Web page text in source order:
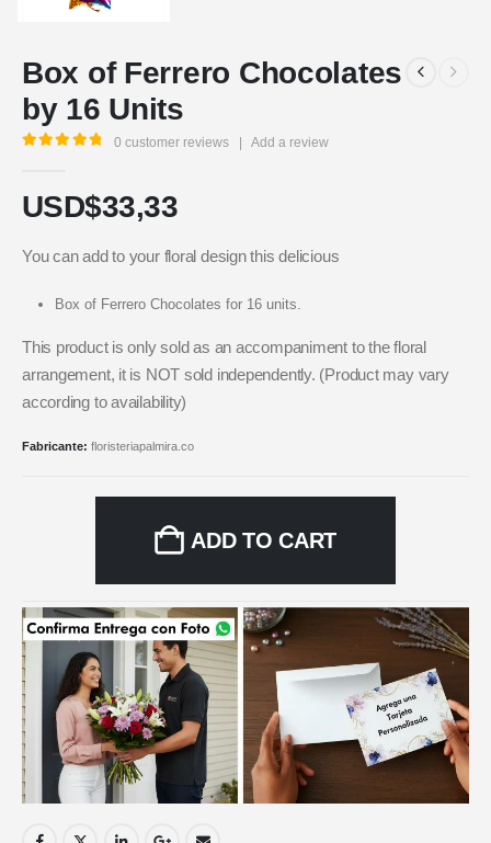
Box of Ferrero Chocolates
by 16 Units
0 customer reviews | Add a review
USD$33,33
You can add to your floral design this delicious
Box of Ferrero Chocolates for 16 units.
This product is only sold as an accompaniment to the floral
arrangement, it is NOT sold independently. (Product may vary
according to availability)
Fabricante: floristeriapalmira.co
ADD TO CART